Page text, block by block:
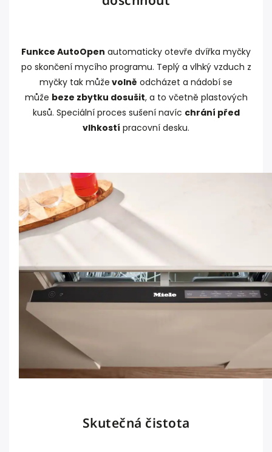
Funkce AutoOpen automaticky otevře dvířka myčky
po skončení mycího programu. Teplý a vlhký vzduch z
myčky tak může volně odcházet a nádobí se
může beze zbytku dosušit, a to včetně plastových
kusů. Speciální proces sušení navíc chrání před
vlhkostí pracovní desku.
Skutečná čistota